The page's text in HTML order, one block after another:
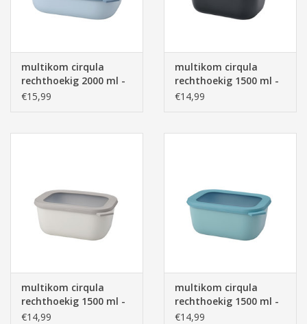
multikom cirqula
rechthoekig 2000 ml -
nordic blue
€15,99
multikom cirqula
rechthoekig 1500 ml -
nordic black
€14,99
multikom cirqula
rechthoekig 1500 ml -
nordic white
€14,99
multikom cirqula
rechthoekig 1500 ml -
nordic green
€14,99